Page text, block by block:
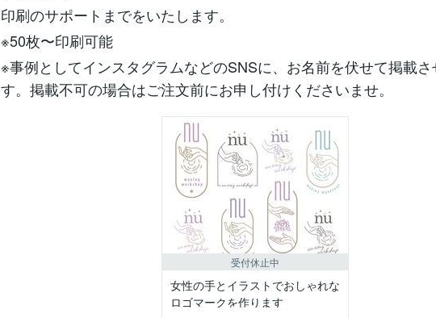
印刷のサポートまでをいたします。
※50枚〜印刷可能
※事例としてインスタグラムなどのSNSに、お名前を伏せて掲載さ
す。掲載不可の場合はご注文前にお申し付けくださいませ。
受付休止中
女性の手とイラストでおしゃれな
ロゴマークを作ります